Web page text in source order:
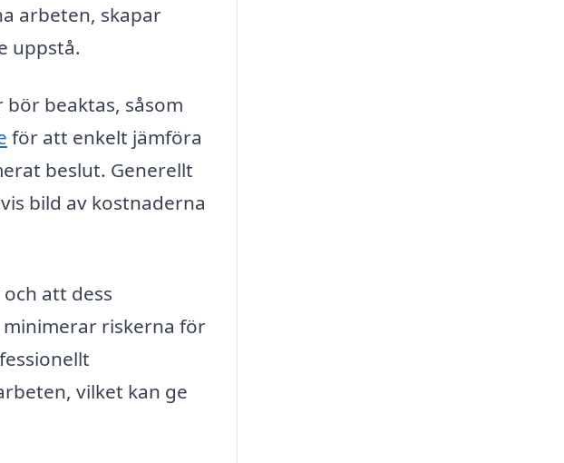
arbeten, skapar
uppstå.
beaktas, såsom
för att enkelt jämföra
beslut. Generellt
bild av kostnaderna
att dess
riskerna för
vilket kan ge